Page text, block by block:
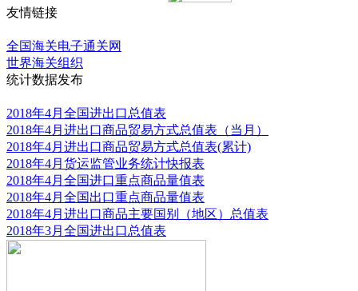
友情链接
全国海关电子通关网
世界海关组织
统计数据发布
2018年4月全国进出口总值表
2018年4月进出口商品贸易方式总值表（当月）
2018年4月进出口商品贸易方式总值表(累计)
2018年4月货运监管业务统计快报表
2018年4月全国进口重点商品量值表
2018年4月全国出口重点商品量值表
2018年4月进出口商品主要国别（地区）总值表
2018年3月全国进出口总值表